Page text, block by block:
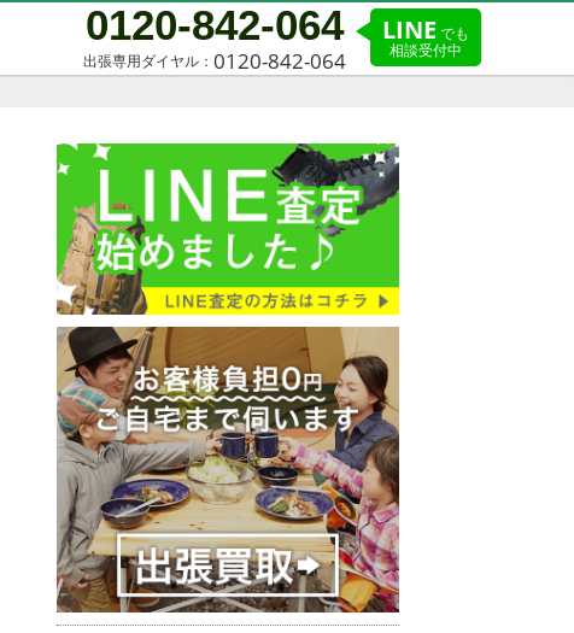
LINE でも
相談受付中
0120-842-064
出張専用ダイヤル： 0120-842-064